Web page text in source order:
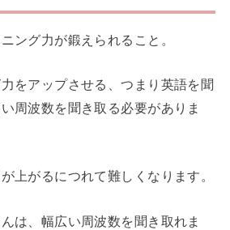
ング力が鍛えられること。
をアップさせる、つまり英語を聞
周波数を聞き取る必要がありま
上がるにつれて難しくなります。
は、幅広い周波数を聞き取れま